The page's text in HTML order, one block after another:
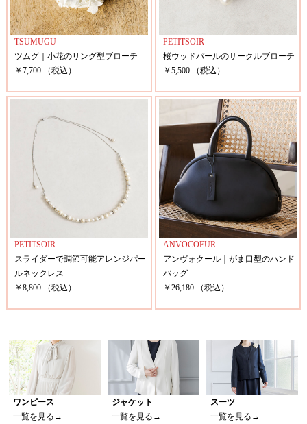
TSUMUGU
ツムグ｜小花のリング型ブローチ
￥7,700 （税込）
PETITSOIR
桜ウッドパールのサークルブローチ
￥5,500 （税込）
PETITSOIR
スライダーで調節可能アレンジパー
ルネックレス
￥8,800 （税込）
ANVOCOEUR
アンヴォクール｜がま口型のハンド
バッグ
￥26,180 （税込）
ワンピース
一覧を見る→
ジャケット
一覧を見る→
スーツ
一覧を見る→